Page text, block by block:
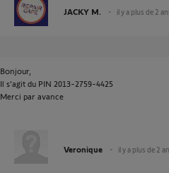
JACKY M. il y a plus de 2
Bonjour,
Il s’agit du PIN 2013-2759-4425
Merci par avance
Veronique il y a plus de 2